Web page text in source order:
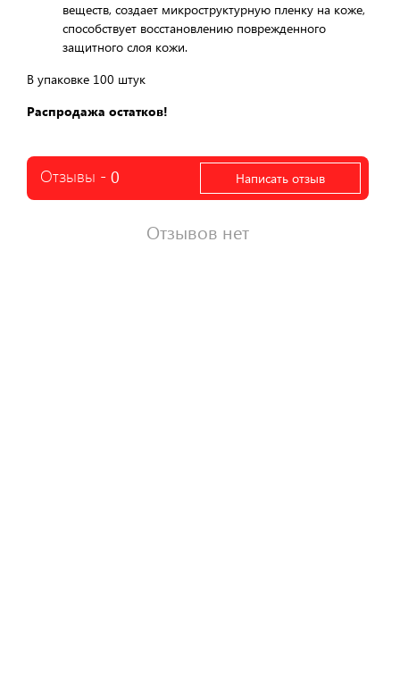
веществ, создает микроструктурную пленку на коже,
способствует восстановлению поврежденного
защитного слоя кожи.
В упаковке 100 штук
Распродажа остатков!
Отзывы - 0 Написать отзыв
Отзывов нет